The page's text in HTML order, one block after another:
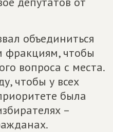
объединиться
фракциям, чтобы
вопроса с места.
чтобы у всех
была
–